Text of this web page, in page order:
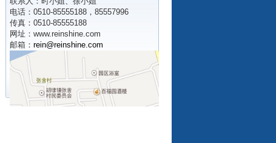
电话：0510-85555188，85557996
传真：0510-85555188
网址： www.reinshine.com
邮箱： rein@reinshine.com